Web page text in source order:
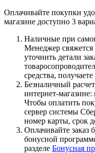
Оплачивайте покупки
магазине доступно 3
Наличные при
Менеджер
уточнить детали
средства,
Безналичный
интернет-
Чтобы оплатить
сервер системы
номер карты, срок
Оплачивайте
бонусной
разделе Бонусная